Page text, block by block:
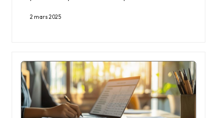
2 mars 2025